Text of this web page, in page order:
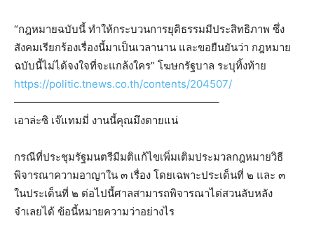
“กฎหมายฉบับนี้ ทำให้กระบวนการยุติธรรมมีประสิทธิภาพ ซึ่ง
สังคมเรียกร้องเรื่องนี้มาเป็นเวลานาน และขอยืนยันว่า กฎหมาย
ฉบับนี้ไม่ได้จงใจที่จะแกล้งใคร” โฆษกรัฐบาล ระบุทิ้งท้าย
https://politic.tnews.co.th/contents/204507/
———————————————————–
เอาล่ะซิ เจ๊แทมมี่ งานนี้คุณมึงตายแน่
กรณีที่ประชุมรัฐมนตรีมีมติแก้ไขเพิ่มเติมประมวลกฎหมายวิธี
พิจารณาความอาญาใน ๓ เรื่อง โดยเฉพาะประเด็นที่ ๒ และ ๓
ในประเด็นที่ ๒ ต่อไปนี้ศาลสามารถพิจารณาไต่สวนลับหลัง
จำเลยได้ ข้อนี้หมายความว่าอย่างไร